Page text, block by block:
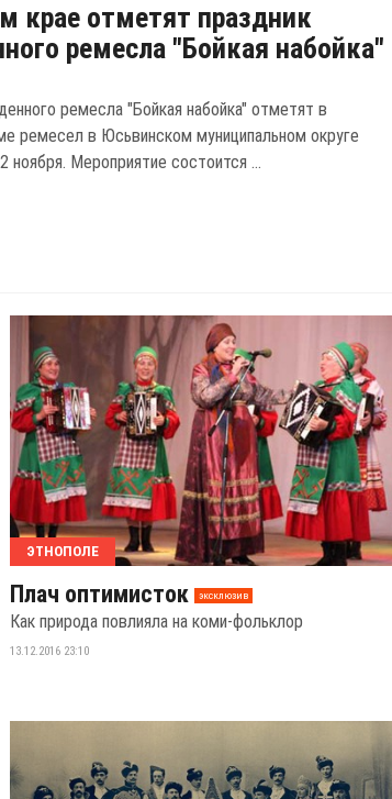
крае отметят праздник
ремесла "Бойкая набойка"
ремесла "Бойкая набойка" отметят в
ремесел в Юсьвинском муниципальном округе
ноября. Мероприятие состоится ...
ЭТНОПОЛЕ
Плач оптимисток эксклюзив
Как природа повлияла на коми-фольклор
13.12.2016 23:10